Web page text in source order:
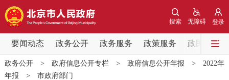
登录
无障碍
搜索
要闻动态 政务公开 政务服务 政策服务 政民互动
要闻动态
党中央精神 国务院信息 中央部委动态
政务公开> 政府信息公开专栏> 政府信息公开年报 > 2022年
年报 > 市政府部门